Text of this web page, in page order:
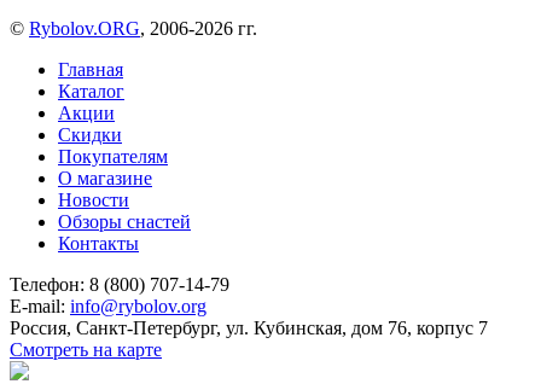
© Rybolov.ORG, 2006-2026 гг.
Главная
Каталог
Акции
Скидки
Покупателям
О магазине
Новости
Обзоры снастей
Контакты
Телефон: 8 (800) 707-14-79
E-mail: info@rybolov.org
Россия, Санкт-Петербург, ул. Кубинская, дом 76, корпус 7
Смотреть на карте